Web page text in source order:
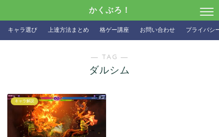
かくぶろ！
キャラ選び 上達方法まとめ 格ゲー講座 お問い合わせ プライバシ
― TAG ―
ダルシム
キャラ解説